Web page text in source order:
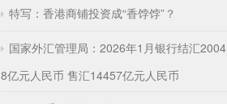
特写：香港商铺投资成“香饽饽”？
国家外汇管理局：2026年1月银行结汇2004
8亿元人民币 售汇14457亿元人民币